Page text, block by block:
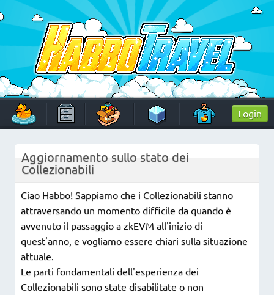
Skip
to
content
HabboTravel
Un viaggio di pixel!
Login
Aggiornamento sullo stato dei
Collezionabili
Ciao Habbo! Sappiamo che i Collezionabili stanno
attraversando un momento difficile da quando è
avvenuto il passaggio a zkEVM all'inizio di
quest'anno, e vogliamo essere chiari sulla situazione
attuale.
Le parti fondamentali dell'esperienza dei
Collezionabili sono state disabilitate o non